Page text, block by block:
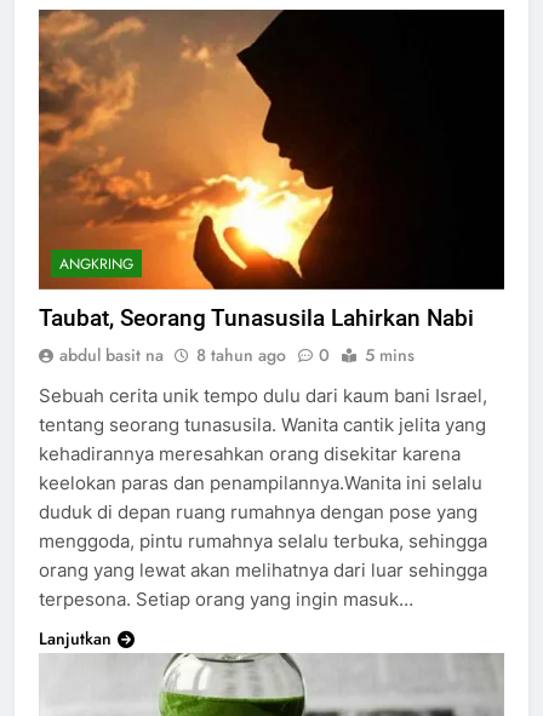
ANGKRING
Taubat, Seorang Tunasusila Lahirkan Nabi
abdul basit na 8 tahun ago 0 5 mins
Sebuah cerita unik tempo dulu dari kaum bani Israel,
tentang seorang tunasusila. Wanita cantik jelita yang
kehadirannya meresahkan orang disekitar karena
keelokan paras dan penampilannya.Wanita ini selalu
duduk di depan ruang rumahnya dengan pose yang
menggoda, pintu rumahnya selalu terbuka, sehingga
orang yang lewat akan melihatnya dari luar sehingga
terpesona. Setiap orang yang ingin masuk…
Lanjutkan